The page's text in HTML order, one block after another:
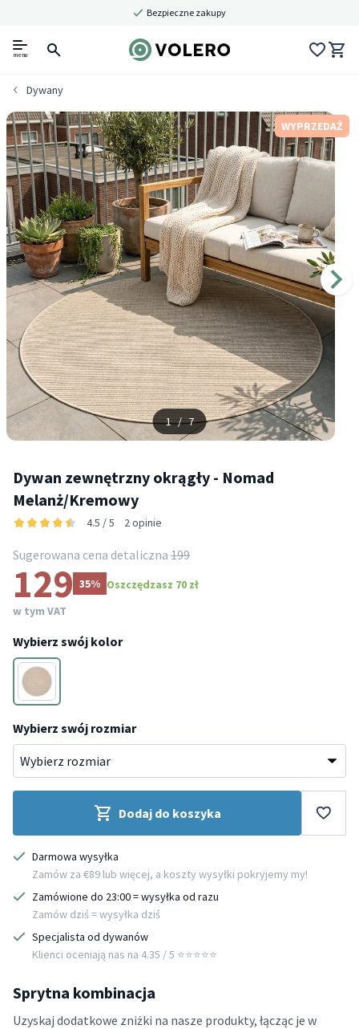
Bezpieczne zakupy
menu
Dywany
WYPRZEDAŻ
1 / 7
Dywan zewnętrzny okrągły - Nomad
Melanż/Kremowy
4.5 / 5 2 opinie
Sugerowana cena detaliczna 199
129 35% Oszczędzasz 70 zł
w tym VAT
Wybierz swój kolor
Kremowy
Wybierz swój rozmiar
Dodaj do koszyka
Darmowa wysyłka
Zamów za €89 lub więcej, a koszty wysyłki pokryjemy my!
Zamówione do 23:00 = wysyłka od razu
Zamów dziś = wysyłka dziś
Specjalista od dywanów
Klienci oceniają nas na 4.35 / 5 ⭐️⭐️⭐️⭐️⭐️
Sprytna kombinacja
Uzyskaj dodatkowe zniżki na nasze produkty, łącząc je w